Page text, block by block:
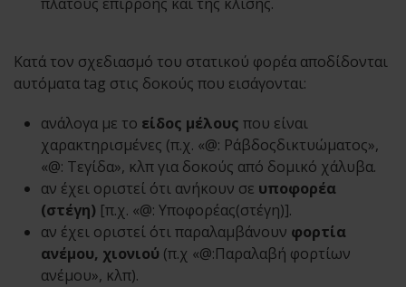
πλάτους επιρροής και της κλίσης.
Κατά τον σχεδιασμό του στατικού φορέα αποδίδονται
αυτόματα tag στις δοκούς που εισάγονται:
ανάλογα με το είδος μέλους που είναι
χαρακτηρισμένες (π.χ. «@: Ράβδοςδικτυώματος»,
«@: Τεγίδα», κλπ για δοκούς από δομικό χάλυβα.
αν έχει οριστεί ότι ανήκουν σε υποφορέα
(στέγη) [π.χ. «@: Υποφορέας(στέγη)].
αν έχει οριστεί ότι παραλαμβάνουν φορτία
ανέμου, χιονιού (π.χ «@:Παραλαβή φορτίων
ανέμου», κλπ).